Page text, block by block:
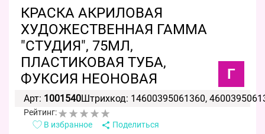
КРАСКА АКРИЛОВАЯ
ХУДОЖЕСТВЕННАЯ ГАММА
"СТУДИЯ", 75МЛ,
ПЛАСТИКОВАЯ ТУБА,
ФУКСИЯ НЕОНОВАЯ
Г
Арт: 1001540Штрихкод: 14600395061360,
Рейтинг:
В избранное
Поделиться